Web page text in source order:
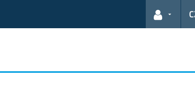
Odkazy pro